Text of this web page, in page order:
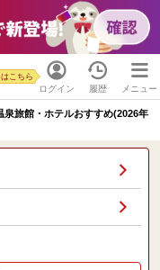
ログイン
こちら
履歴 メニュー
泉旅館・ホテルおすすめ(2026年